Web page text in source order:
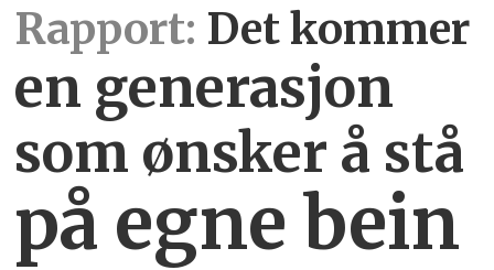
Rapport: Det kommer
en generasjon
som ønsker å stå
på egne bein